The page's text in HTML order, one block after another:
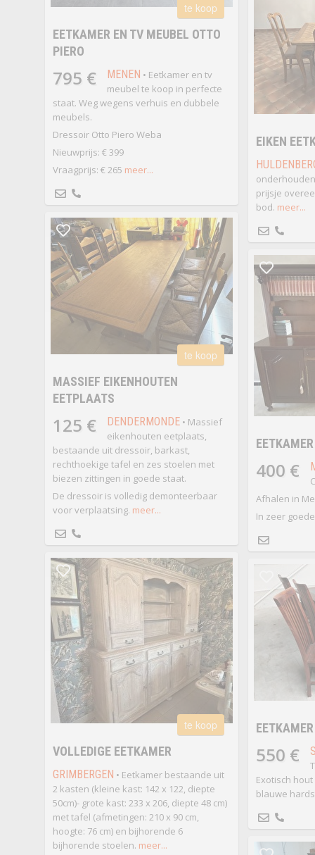
te koop
EETKAMER EN TV MEUBEL OTTO
PIERO
795 € MENEN • Eetkamer en tv
meubel te koop in perfecte
staat. Weg wegens verhuis en dubbele
meubels.
Dressoir Otto Piero Weba
Nieuwprijs: € 399
Vraagprijs: € 265 meer...
EIKEN
prijsje
bod. meer...
te koop
MASSIEF EIKENHOUTEN
EETPLAATS
125 € DENDERMONDE• Massief
eikenhouten eetplaats,
bestaande uit dressoir, barkast,
rechthoekige tafel en zes stoelen met
biezen zittingen in goede staat.
De dressoir is volledig demonteerbaar
voor verplaatsing. meer...
400 €
Afhalen in
In zeer
te koop
VOLLEDIGE EETKAMER
GRIMBERGEN • Eetkamer bestaande uit
2 kasten (kleine kast: 142 x 122, diepte
50cm)- grote kast: 233 x 206, diepte 48 cm)
met tafel (afmetingen: 210 x 90 cm,
hoogte: 76 cm) en bijhorende 6
bijhorende stoelen. meer...
EETKAMER
550 €
Exotisch
blauwe